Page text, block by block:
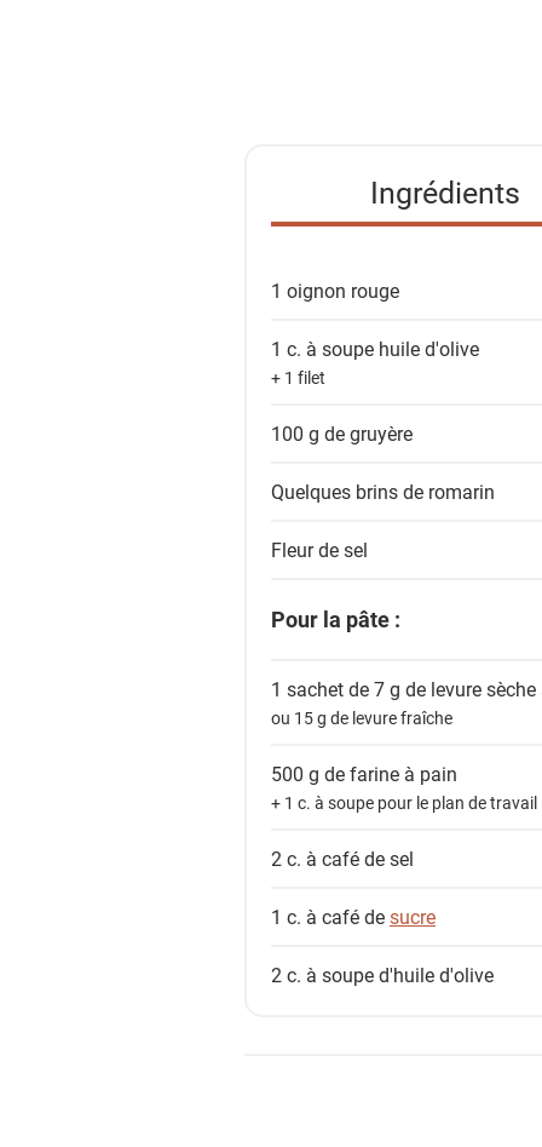
Ingrédients
1 oignon rouge
1 c. à soupe huile d'olive
+ 1 filet
100 g degruyère
Quelques brins de romarin
Fleur de sel
Pour la pâte :
1 sachet de 7 g de levure
ou 15 g de levure fraîche
500 g defarine à pain
+ 1 c. à soupe pour le plan de travail
2 c. à café desel
1 c. à café desucre
2 c. à souped'huile d'olive